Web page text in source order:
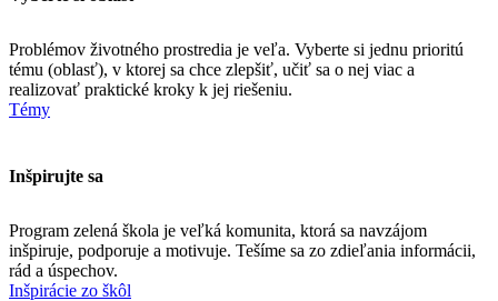
Problémov životného prostredia je veľa. Vyberte si jednu prioritú
tému (oblasť), v ktorej sa chce zlepšiť, učiť sa o nej viac a
realizovať praktické kroky k jej riešeniu.
Témy
Inšpirujte sa
Program zelená škola je veľká komunita, ktorá sa navzájom
inšpiruje, podporuje a motivuje. Tešíme sa zo zdieľania informácii,
rád a úspechov.
Inšpirácie zo škôl